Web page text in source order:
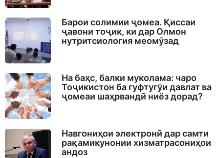
Барои солимии ҷомеа. Қиссаи
ҷавони тоҷик, ки дар Олмон
нутритсиология меомӯзад
На баҳс, балки муколама: чаро
Тоҷикистон ба гуфтугӯи давлат ва
ҷомеаи шаҳрвандӣ ниёз дорад?
Навгониҳои электронӣ дар самти
рақамикунонии хизматрасониҳои
андоз